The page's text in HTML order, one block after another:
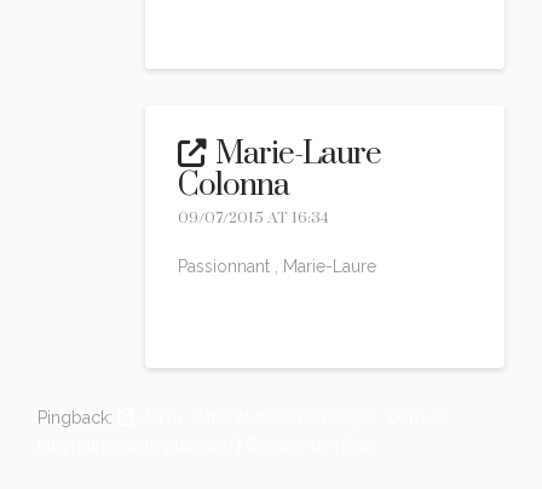
Marie-Laure
Colonna
09/07/2015 AT 16:34
Passionnant , Marie-Laure
Pingback: